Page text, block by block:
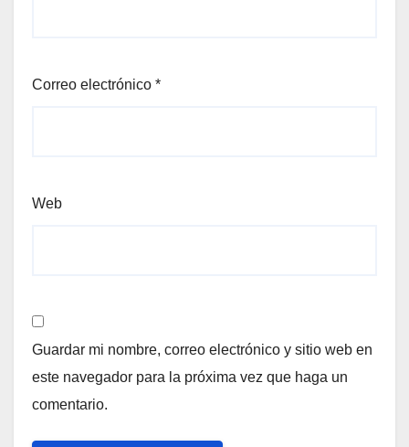
Correo electrónico *
Web
Guardar mi nombre, correo electrónico y sitio web en
este navegador para la próxima vez que haga un
comentario.